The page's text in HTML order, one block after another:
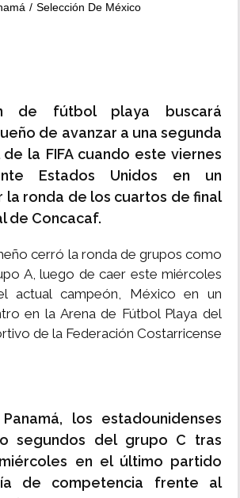
Selección De México
de fútbol playa buscará
de avanzar a una segunda
la FIFA cuando este viernes
Estados Unidos en un
la ronda de los cuartos de final
de Concacaf.
cerró la ronda de grupos como
A, luego de caer este miércoles
actual campeón, México en un
en la Arena de Fútbol Playa del
de la Federación Costarricense
los estadounidenses
segundos del grupo C tras
en el último partido
de competencia frente al